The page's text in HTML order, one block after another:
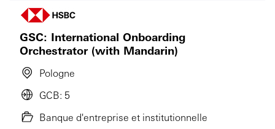
GSC: International Onboarding
Orchestrator (with Mandarin)
Pologne
GCB: 5
Banque d'entreprise et institutionnelle